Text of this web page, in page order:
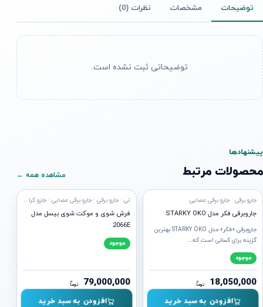
توضیحات مشخصات نظرات (0)
توضیحاتی ثبت نشده است.
پیشنهادها
محصولات مرتبط مشاهده همه ←
جارو برقی · جارو برقی عصایی
جاروبرقی فکر مدل STARKY OKO
جاروبرقی «فکر» مدل STARKY ÖKO بهترین
گزینه برای کسانی است که…
موجود
18,050,000 توما
ن
افزودن به سبد خرید
تی · جارو برقی · جارو برقی عصایی · جارو کراس ویو · فرش شور · لوازم نظافت
فرش شوی و موکت شوی بیسل مدل
2066E
موجود
79,000,000 توما
ن
افزودن به سبد خرید